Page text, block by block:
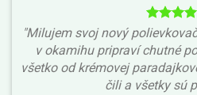
"Milujem svoj nový
v okamihu pripraví chutné
všetko od krémovej
čili a všetky sú